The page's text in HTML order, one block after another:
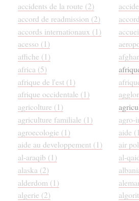
accidents de la route (2)
accord de readmission (2)
accords internationaux (1)
acesso (1)
affiche (1)
africa (5)
afrique de l'est (1)
afrique occidentale (1)
agricolture (1)
agriculture familiale (1)
agro-
agroecologie (1)
aide
aide au developpement (1)
air
al-araqib (1)
al-
alaska (2)
alderdom (1)
algerie (2)